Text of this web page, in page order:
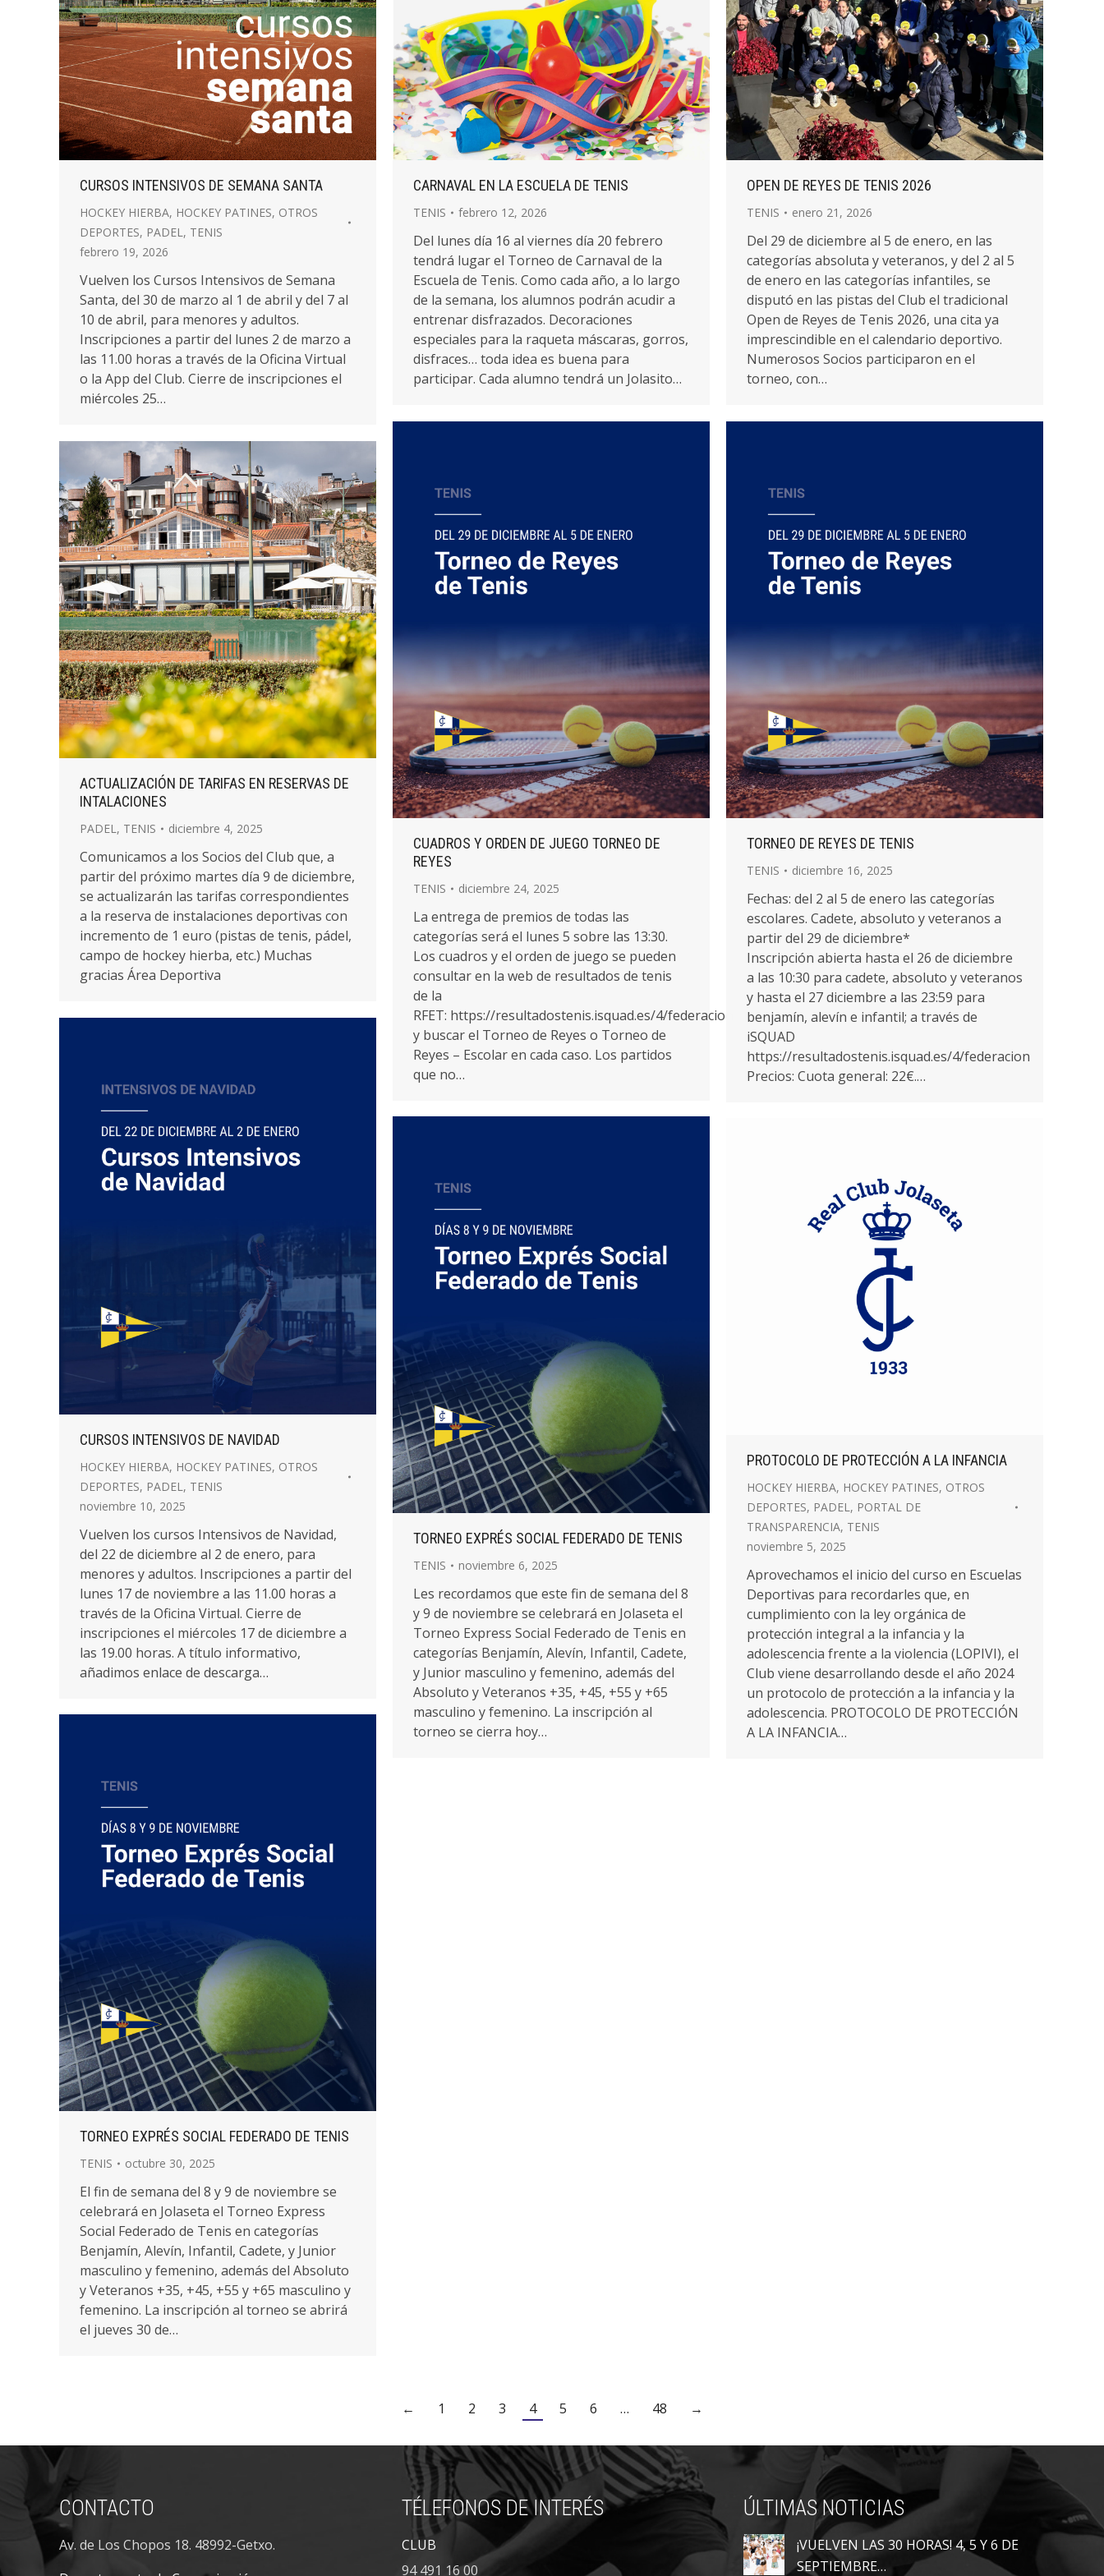
CURSOS INTENSIVOS DE SEMANA SANTA
HOCKEY HIERBA, HOCKEY PATINES, OTROS
DEPORTES, PADEL, TENIS
febrero 19, 2026
Vuelven los Cursos Intensivos de Semana
Santa, del 30 de marzo al 1 de abril y del 7 al
10 de abril, para menores y adultos.
Inscripciones a partir del lunes 2 de marzo a
las 11.00 horas a través de la Oficina Virtual
o la App del Club. Cierre de inscripciones el
miércoles 25…
CARNAVAL EN LA ESCUELA DE TENIS
TENIS febrero 12, 2026
Del lunes día 16 al viernes día 20 febrero
tendrá lugar el Torneo de Carnaval de la
Escuela de Tenis. Como cada año, a lo largo
de la semana, los alumnos podrán acudir a
entrenar disfrazados. Decoraciones
especiales para la raqueta máscaras, gorros,
disfraces… toda idea es buena para
participar. Cada alumno tendrá un Jolasito…
OPEN DE REYES DE TENIS 2026
TENIS enero 21, 2026
Del 29 de diciembre al 5 de enero, en las
categorías absoluta y veteranos, y del 2 al 5
de enero en las categorías infantiles, se
disputó en las pistas del Club el tradicional
Open de Reyes de Tenis 2026, una cita ya
imprescindible en el calendario deportivo.
Numerosos Socios participaron en el
torneo, con…
CUADROS Y ORDEN DE JUEGO TORNEO DE
REYES
TENIS diciembre 24, 2025
La entrega de premios de todas las
categorías será el lunes 5 sobre las 13:30.
Los cuadros y el orden de juego se pueden
consultar en la web de resultados de tenis
de la
RFET: https://resultadostenis.isquad.es/4/federacion
y buscar el Torneo de Reyes o Torneo de
Reyes – Escolar en cada caso. Los partidos
que no…
TORNEO DE REYES DE TENIS
TENIS diciembre 16, 2025
Fechas: del 2 al 5 de enero las categorías
escolares. Cadete, absoluto y veteranos a
partir del 29 de diciembre*
Inscripción abierta hasta el 26 de diciembre
a las 10:30 para cadete, absoluto y veteranos
y hasta el 27 diciembre a las 23:59 para
benjamín, alevín e infantil; a través de
iSQUAD
https://resultadostenis.isquad.es/4/federacion
Precios: Cuota general: 22€.…
ACTUALIZACIÓN DE TARIFAS EN RESERVAS DE
INTALACIONES
PADEL, TENIS diciembre 4, 2025
Comunicamos a los Socios del Club que, a
partir del próximo martes día 9 de diciembre,
se actualizarán las tarifas correspondientes
a la reserva de instalaciones deportivas con
incremento de 1 euro (pistas de tenis, pádel,
campo de hockey hierba, etc.) Muchas
gracias Área Deportiva
CURSOS INTENSIVOS DE NAVIDAD
HOCKEY HIERBA, HOCKEY PATINES, OTROS
DEPORTES, PADEL , TENIS
noviembre 10, 2025
Vuelven los cursos Intensivos de Navidad,
del 22 de diciembre al 2 de enero, para
menores y adultos. Inscripciones a partir del
lunes 17 de noviembre a las 11.00 horas a
través de la Oficina Virtual. Cierre de
inscripciones el miércoles 17 de diciembre a
las 19.00 horas. A título informativo,
añadimos enlace de descarga…
TORNEO EXPRÉS SOCIAL FEDERADO DE TENIS
TENIS noviembre 6, 2025
Les recordamos que este fin de semana del 8
y 9 de noviembre se celebrará en Jolaseta el
Torneo Express Social Federado de Tenis en
categorías Benjamín, Alevín, Infantil, Cadete,
y Junior masculino y femenino, además del
Absoluto y Veteranos +35, +45, +55 y +65
masculino y femenino. La inscripción al
torneo se cierra hoy…
PROTOCOLO DE PROTECCIÓN A LA INFANCIA
HOCKEY HIERBA, HOCKEY PATINES, OTROS
DEPORTES, PADEL, PORTAL DE
TRANSPARENCIA, TENIS
noviembre 5, 2025
Aprovechamos el inicio del curso en Escuelas
Deportivas para recordarles que, en
cumplimiento con la ley orgánica de
protección integral a la infancia y la
adolescencia frente a la violencia (LOPIVI), el
Club viene desarrollando desde el año 2024
un protocolo de protección a la infancia y la
adolescencia. PROTOCOLO DE PROTECCIÓN
A LA INFANCIA…
TORNEO EXPRÉS SOCIAL FEDERADO DE TENIS
TENIS octubre 30, 2025
El fin de semana del 8 y 9 de noviembre se
celebrará en Jolaseta el Torneo Express
Social Federado de Tenis en categorías
Benjamín, Alevín, Infantil, Cadete, y Junior
masculino y femenino, además del Absoluto
y Veteranos +35, +45, +55 y +65 masculino y
femenino. La inscripción al torneo se abrirá
el jueves 30 de…
← 1 2 3 4 5 6 … 48 →
CONTACTO
Av. de Los Chopos 18. 48992-Getxo.
TÉLEFONOS DE INTERÉS
CLUB
94 491 16 00
ÚLTIMAS NOTICIAS
¡VUELVEN LAS 30 HORAS! 4, 5 Y 6 DE
SEPTIEMBRE…